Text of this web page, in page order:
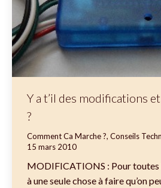
Y a t’il des modifications
?
Comment Ca Marche ?, Conseils
15 mars 2010
MODIFICATIONS : Pour toutes
à une seule chose à faire qu’on